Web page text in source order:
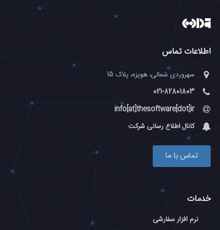
اطلاعات تماس
سهروردی شمالی، هویزه، پلاک 15
021-82801803
info[at]thesoftware[dot]ir
کانال اطلاع رسانی شرکت
تماس با ما
خدمات
نرم افزار سفارشی